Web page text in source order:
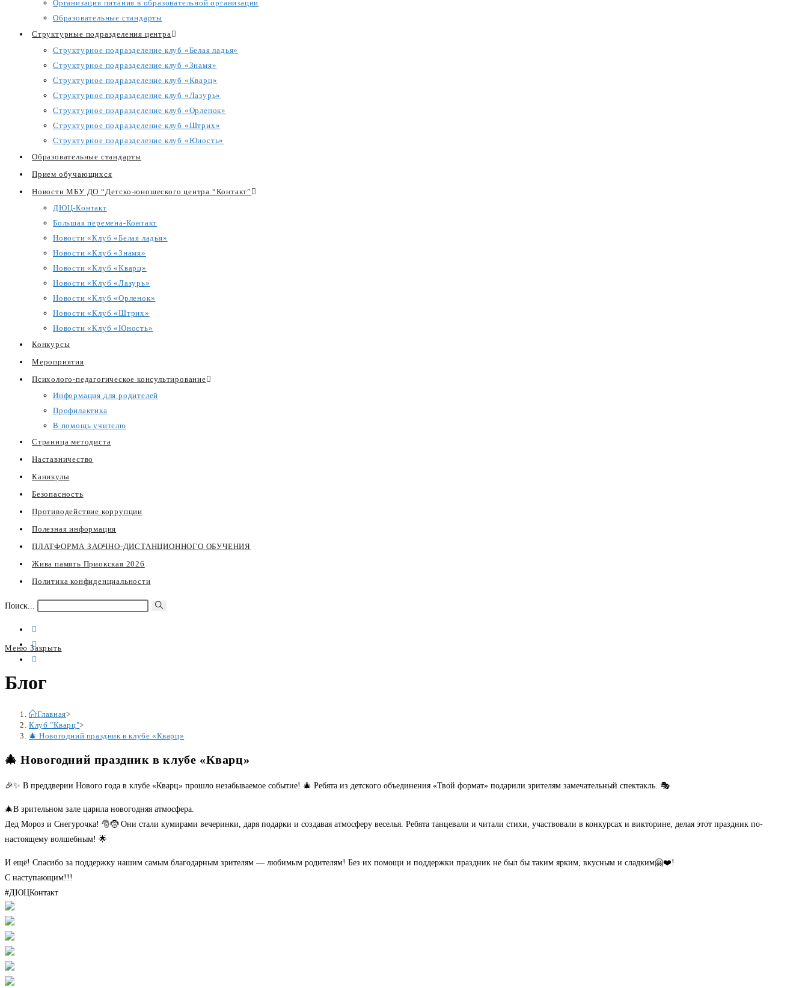
Организация питания в образовательной организации
Образовательные стандарты
Структурные подразделения центра
Структурное подразделение клуб «Белая ладья»
Структурное подразделение клуб «Знамя»
Структурное подразделение клуб «Кварц»
Структурное подразделение клуб «Лазурь»
Структурное подразделение клуб «Орленок»
Структурное подразделение клуб «Штрих»
Структурное подразделение клуб «Юность»
Образовательные стандарты
Прием обучающихся
Новости МБУ ДО “Детско-юношеского центра “Контакт”
ДЮЦ-Контакт
Большая перемена-Контакт
Новости «Клуб «Белая ладья»
Новости «Клуб «Знамя»
Новости «Клуб «Кварц»
Новости «Клуб «Лазурь»
Новости «Клуб «Орленок»
Новости «Клуб «Штрих»
Новости «Клуб «Юность»
Конкурсы
Мероприятия
Психолого-педагогическое консультирование
Информация для родителей
Профилактика
В помощь учителю
Страница методиста
Наставничество
Каникулы
Безопасность
Противодействие коррупции
Полезная информация
ПЛАТФОРМА ЗАОЧНО-ДИСТАНЦИОННОГО ОБУЧЕНИЯ
Жива память Приокская 2026
Политика конфиденциальности
Поиск...
Меню Закрыть
Переключите
кнопку,
развернуть
свернуть
меню
Блог
Главная>
Клуб "Кварц">
🎄 Новогодний праздник в клубе «Кварц»
🎄 Новогодний праздник в клубе «Кварц»
🎉✨ В преддверии Нового года в клубе «Кварц» прошло незабываемое событие! 🎄 Ребята из детского объединения «Твой формат» подарили зрителям замечательный спектакль. 🎭
🎄В зрительном зале царила новогодняя атмосфера.
Дед Мороз и Снегурочка! 🎅🤶 Они стали кумирами вечеринки, даря подарки и создавая атмосферу веселья. Ребята танцевали и читали стихи, участвовали в конкурсах и викторине, делая этот праздник по-
настоящему волшебным! 🌟
И ещё! Спасибо за поддержку нашим самым благодарным зрителям — любимым родителям! Без их помощи и поддержки праздник не был бы таким ярким, вкусным и сладким🤗❤️!
С наступающим!!!
#ДЮЦКонтакт